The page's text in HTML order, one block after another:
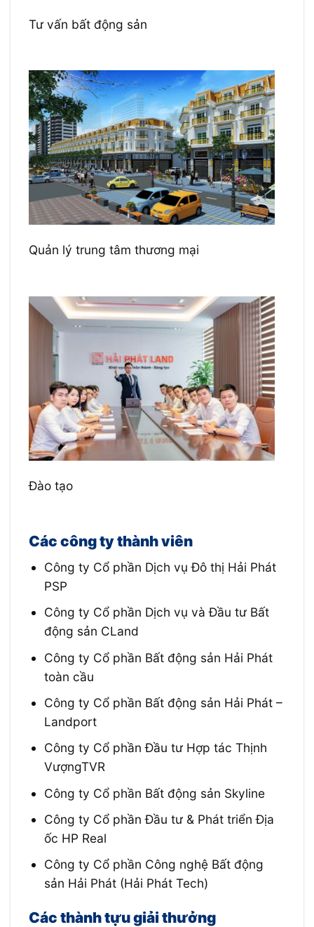
Tư vấn bất động sản
Quản lý trung tâm thương mại
Đào tạo
Các công ty thành viên
Công ty Cổ phần Dịch vụ Đô thị Hải Phát
PSP
Công ty Cổ phần Dịch vụ và Đầu tư Bất
động sản CLand
Công ty Cổ phần Bất động sản Hải Phát
toàn cầu
Công ty Cổ phần Bất động sản Hải Phát –
Landport
Công ty Cổ phần Đầu tư Hợp tác Thịnh
VượngTVR
Công ty Cổ phần Bất động sản Skyline
Công ty Cổ phần Đầu tư & Phát triển Địa
ốc HP Real
Công ty Cổ phần Công nghệ Bất động
sản Hải Phát (Hải Phát Tech)
Các thành tựu giải thưởng